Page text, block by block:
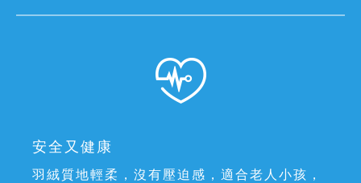
安全又健康
羽絨質地輕柔，沒有壓迫感，適合老人小孩，